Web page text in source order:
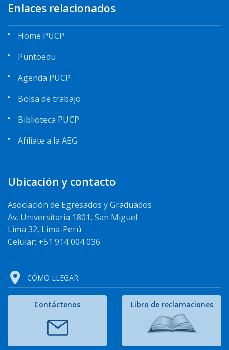
Enlaces relacionados
Home PUCP
Puntoedu
Agenda PUCP
Bolsa de trabajo
Biblioteca PUCP
Afíliate a la AEG
Ubicación y contacto
Asociación de Egresados y Graduados
Av. Universitaria 1801, San Miguel
Lima 32, Lima-Perú
Celular: +51 914 004 036
CÓMO LLEGAR
Contáctenos Libro de reclamaciones